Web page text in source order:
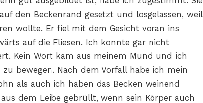
den Beckenrand gesetzt und losgelassen, weil
wollte. Er fiel mit dem Gesicht voran ins
auf die Fliesen. Ich konnte gar nicht
Kein Wort kam aus meinem Mund und ich
bewegen. Nach dem Vorfall habe ich mein
als auch ich haben das Becken weinend
dem Leibe gebrüllt, wenn sein Körper auch